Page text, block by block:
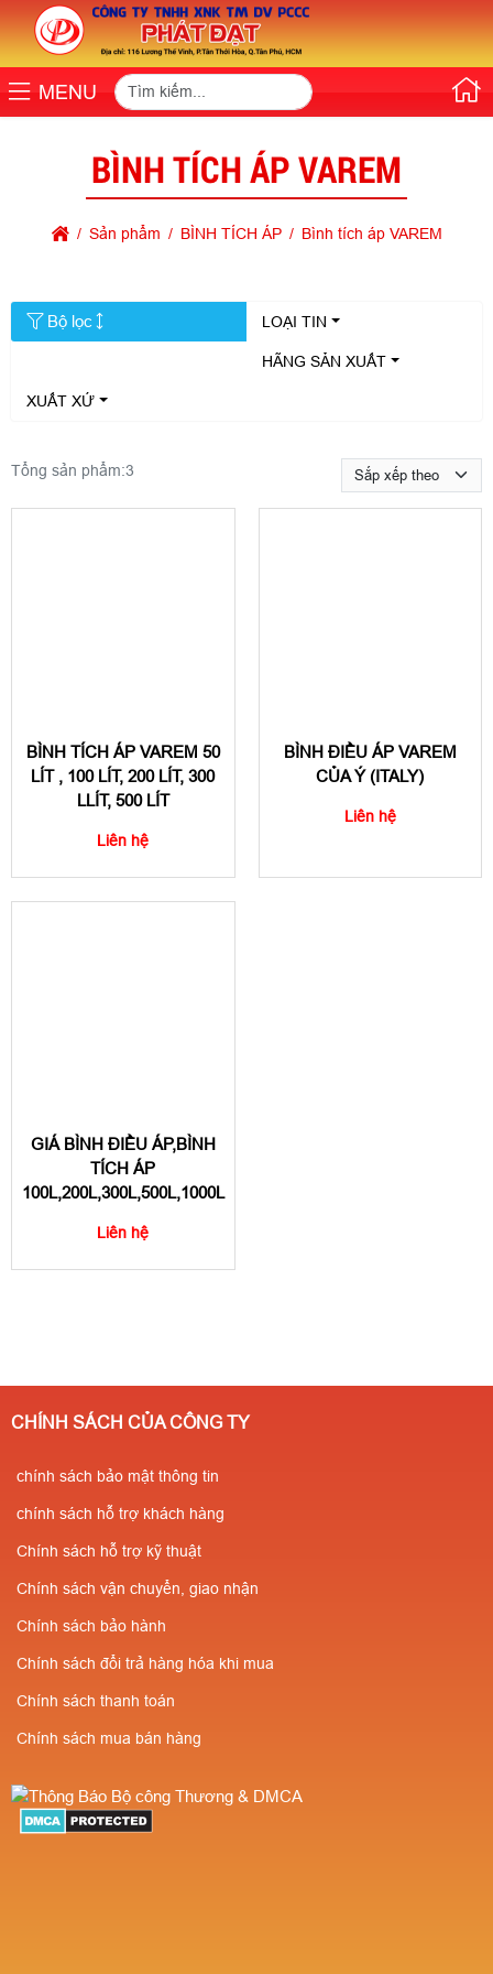
MENU
BÌNH TÍCH ÁP VAREM
Sản phẩm BÌNH TÍCH ÁP Bình tích áp VAREM
Bộ lọc LOẠI TIN
HÃNG SẢN XUẤT
XUẤT XỨ
Tổng sản phẩm:3
BÌNH TÍCH ÁP VAREM 50
LÍT , 100 LÍT, 200 LÍT, 300
LLÍT, 500 LÍT
Liên hệ
BÌNH ĐIỀU ÁP VAREM
CỦA Ý (ITALY)
Liên hệ
GIÁ BÌNH ĐIỀU ÁP,BÌNH
TÍCH ÁP
100L,200L,300L,500L,1000L
Liên hệ
CHÍNH SÁCH CỦA CÔNG TY
chính sách bảo mật thông tin
chính sách hỗ trợ khách hàng
Chính sách hỗ trợ kỹ thuật
Chính sách vận chuyển, giao nhận
Chính sách bảo hành
Chính sách đổi trả hàng hóa khi mua
Chính sách thanh toán
Chính sách mua bán hàng